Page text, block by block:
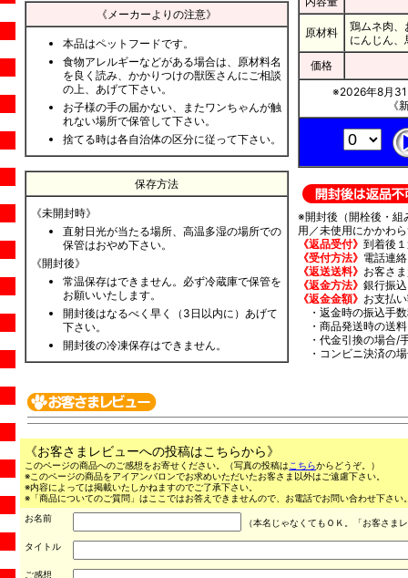
《メーカーよりの注意》
本品はペットフードです。
食物アレルギーなどがある場合は、原材料名
を良く読み、かかりつけの獣医さんにご相談
の上、あげて下さい。
お子様の手の届かない、またワンちゃんが触
れない場所で保管して下さい。
捨てる時は各自治体の区分に従って下さい。
保存方法
《未開封時》
直射日光が当たる場所、高温多湿の場所での
保管はおやめ下さい。
《開封後》
常温保存はできません。必ず冷蔵庫で保管を
お願いいたします。
開封後はなるべく早く（3日以内に）あげて
下さい。
開封後の冷凍保存はできません。
原材料
鶏ムネ肉、
にんじん
価格
※2026年8月31
《
※開封後（開栓後・組
用／未使用にかかわ
《返品受付》 到着後
《受付方法》 電話連
《返送送料》 お客さ
《返金方法》 銀行振込
《返金金額》 お支払
・返金時の振込手
・商品発送時の送料
・代金引換の場合/
・コンビニ決済の
《お客さまレビューへの投稿はこちらから》
このページの商品へのご感想をお寄せください。（写真の投稿は こちらからどうぞ。）
※このページの商品をアイアンバロンでお求めいただいたお客さま以外はご遠慮下さい。
※内容によっては掲載いたしかねますのでご了承下さい。
※「商品についてのご質問」はここではお答えできませんので、お電話でお問い合わせ下さ
お名前
（本名じゃなくてもＯＫ。「お客さま
タイトル
ご感想